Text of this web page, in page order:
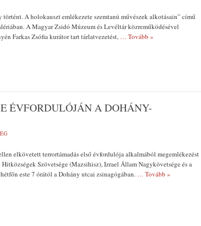
történt. A holokauszt emlékezete szemtanú művészek alkotásain” című
A Magyar Zsidó Múzeum és Levéltár közreműködésével
Farkas Zsófia kurátor tart tárlatvezetést, … Tovább »
ÉVFORDULÓJÁN A DOHÁNY-
elkövetett terrortámadás első évfordulója alkalmából megemlékezést
Szövetsége (Mazsihisz), Izrael Állam Nagykövetsége és a
este 7 órától a Dohány utcai zsinagógában. … Tovább »